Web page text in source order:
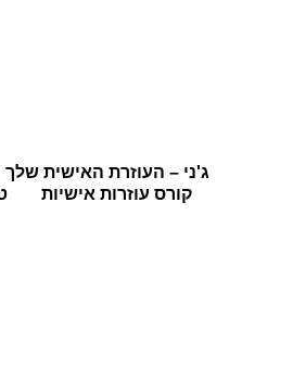
ג'ני – העוזרת האישית שלך
קורס עוזרות אישיות